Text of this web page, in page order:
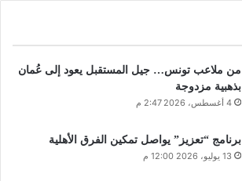
من ملاعب تونس… جيل المستقبل يعود إلى عُمان
بذهبية مزدوجة
4 أغسطس، 2026 2:47 م
برنامج “تعزيز” يواصل تمكين الفرق الأهلية
13 يوليو، 2026 12:00 م